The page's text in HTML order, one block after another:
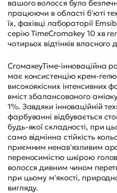
вашого волосся було
працюючи в області б'юті
їх, фахівці лабораторії
серію TimeCromakey 10 хв
чотирьох відтінків власного
СгомакеуТіме-інноваційна
має консистенцію крем-гелю
високоякісних інтенсивних
вміст збалансованого
1%. Завдяки інноваційній
фарбуванні відбувається
будь-якої складності, при
само відмінна стійкість
приємним ненав'язливим
переносимістю шкірою
волосся дивним чином
при цьому м'якості,
вигляду.